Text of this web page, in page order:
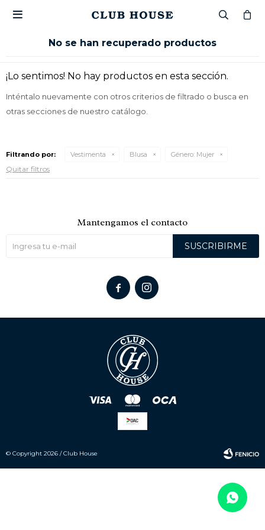

No se han recuperado productos
¡Lo sentimos! No hay productos en esta sección.
Inténtalo nuevamente con otros criterios de filtrado o busca en
otras secciones de nuestro catálogo.
Filtrando por: Vestimenta Blusa Género: Mujer
Quitar filtros
Mantengamos el contacto
SUSCRIBIRME
 
© Copyright 2026 / Club House